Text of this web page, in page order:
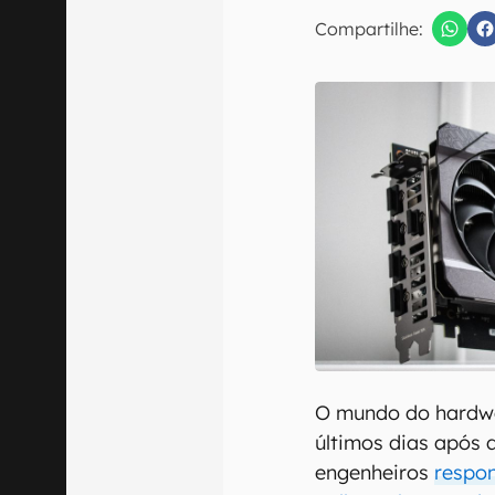
Compartilhe:
Confirmo
O mundo do
últimos dias após
engenheiros